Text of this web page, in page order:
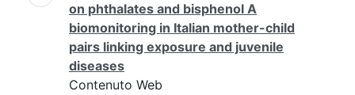
on phthalates and bisphenol A
biomonitoring in Italian mother-child
pairs linking exposure and juvenile
diseases
Contenuto Web